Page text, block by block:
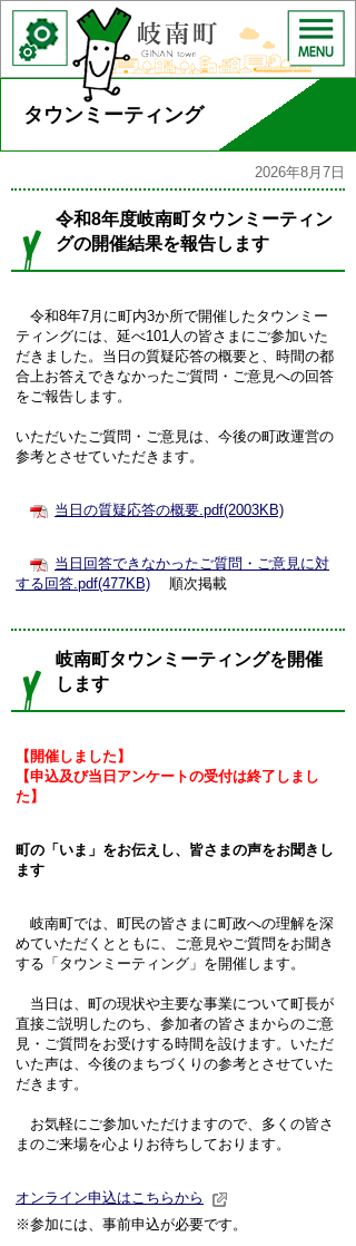
タウンミーティング
2026年8月7日
令和8年度岐南町タウンミーティン
グの開催結果を報告します
令和8年7月に町内3か所で開催したタウンミー
ティングには、延べ101人の皆さまにご参加いた
だきました。当日の質疑応答の概要と、時間の都
合上お答えできなかったご質問・ご意見への回答
をご報告します。
いただいたご質問・ご意見は、今後の町政運営の
参考とさせていただきます。
当日の質疑応答の概要.pdf(2003KB)
当日回答できなかったご質問・ご意見に対
する回答.pdf(477KB) 順次掲載
岐南町タウンミーティングを開催
します
【開催しました】
【申込及び当日アンケートの受付は終了しまし
た】
町の「いま」をお伝えし、皆さまの声をお聞きし
ます
岐南町では、町民の皆さまに町政への理解を深
めていただくとともに、ご意見やご質問をお聞き
する「タウンミーティング」を開催します。
当日は、町の現状や主要な事業について町長が
直接ご説明したのち、参加者の皆さまからのご意
見・ご質問をお受けする時間を設けます。いただ
いた声は、今後のまちづくりの参考とさせていた
だきます。
お気軽にご参加いただけますので、多くの皆さ
まのご来場を心よりお待ちしております。
オンライン申込はこちらから
※参加には、事前申込が必要です。